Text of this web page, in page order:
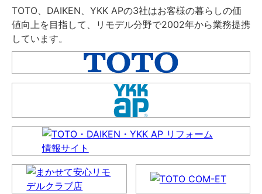
TOTO、DAIKEN、YKK APの3社はお客様の暮らしの価
値向上を目指して、リモデル分野で2002年から業務提携
しています。